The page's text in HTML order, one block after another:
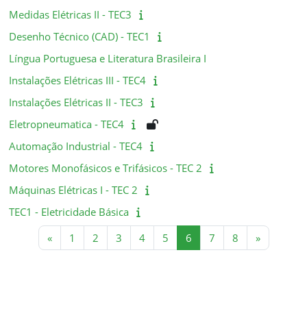
Medidas Elétricas II - TEC3
Desenho Técnico (CAD) - TEC1
Língua Portuguesa e Literatura Brasileira I
Instalações Elétricas III - TEC4
Instalações Elétricas II - TEC3
Eletropneumatica - TEC4
Automação Industrial - TEC4
Motores Monofásicos e Trifásicos - TEC 2
Máquinas Elétricas I - TEC 2
TEC1 - Eletricidade Básica
«Página anterior
1 Página 1
2Página 2
3Página 3
4Página 4
5Página 5
6Página 6
7Página 7
8Página 8
»Próxima